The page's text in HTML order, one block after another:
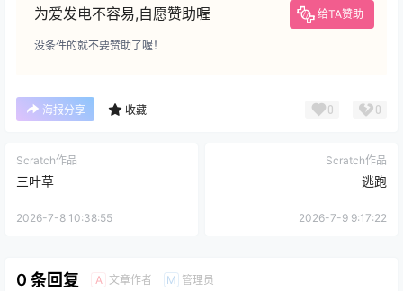
为爱发电不容易,自愿赞助喔 给TA赞助
没条件的就不要赞助了喔！
海报分享 收藏 0 0
Scratch作品
三叶草
2026-7-8 10:38:55
Scratch作品
逃跑
2026-7-9 9:17:22
0 条回复 A 文章作者 M 管理员